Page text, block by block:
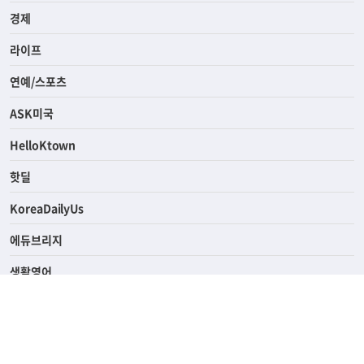
사회
경제
라이프
연예/스포츠
ASK미국
HelloKtown
핫딜
KoreaDailyUs
에듀브리지